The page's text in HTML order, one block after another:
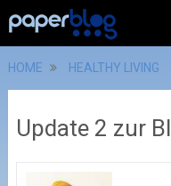
HOME HEALTHY LIVING
Update 2 zur